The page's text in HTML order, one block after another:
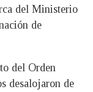
del Ministerio
de
del Orden
desalojaron de